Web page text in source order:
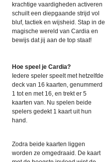
krachtige vaardigheden activeren
schuilt een diepgaande strijd vol
bluf, tactiek en wijsheid. Stap in de
magische wereld van Cardia en
bewijs dat jij aan de top staat!
Hoe speel je Cardia?
Iedere speler speelt met hetzelfde
deck van 16 kaarten, genummerd
1 tot en met 16, en trekt er 5
kaarten van. Nu spelen beide
spelers gedekt 1 kaart uit hun
hand.
Zodra beide kaarten liggen
worden ze omgedraaid. De kaart